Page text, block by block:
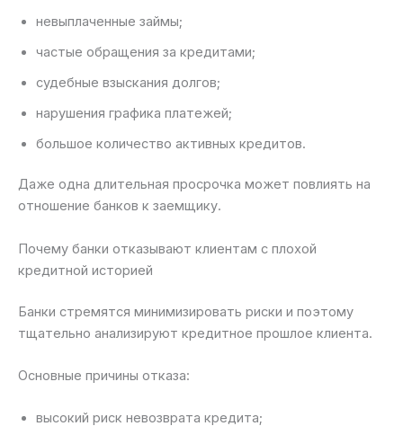
невыплаченные займы;
частые обращения за кредитами;
судебные взыскания долгов;
нарушения графика платежей;
большое количество активных кредитов.
Даже одна длительная просрочка может повлиять на
отношение банков к заемщику.
Почему банки отказывают клиентам с плохой
кредитной историей
Банки стремятся минимизировать риски и поэтому
тщательно анализируют кредитное прошлое клиента.
Основные причины отказа:
высокий риск невозврата кредита;